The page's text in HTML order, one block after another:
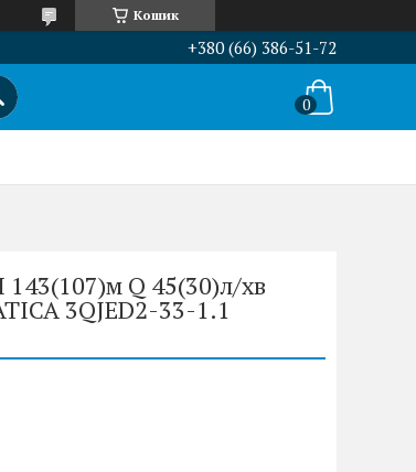
Кошик
+380 (66) 386-51-72
143(107)м Q 45(30)л/хв
3QJED2-33-1.1